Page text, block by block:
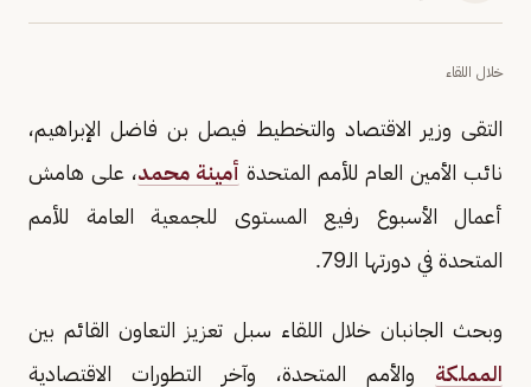
خلال اللقاء
التقى وزير الاقتصاد والتخطيط فيصل بن فاضل الإبراهيم،
نائب الأمين العام للأمم المتحدة أمينة محمد، على هامش
أعمال الأسبوع رفيع المستوى للجمعية العامة للأمم
المتحدة في دورتها الـ79.
وبحث الجانبان خلال اللقاء سبل تعزيز التعاون القائم بين
المملكة والأمم المتحدة، وآخر التطورات الاقتصادية